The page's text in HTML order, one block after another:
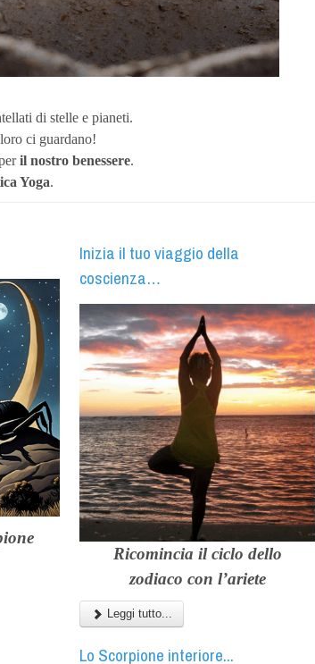
di stelle e pianeti.
ci guardano!
il nostro benessere.
Yoga.
Inizia il tuo viaggio della
coscienza…
Ricomincia ilciclo dello
zodiaco con l’ariete
Leggi tutto...
Lo Scorpione interiore...